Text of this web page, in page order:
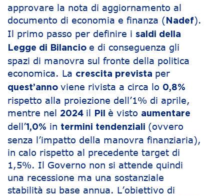
approvare la nota di aggiornamento al
documento di economia e finanza ( Nadef).
Il primo passo per definire i saldi della
Legge di Bilancio e di conseguenza gli
spazi di manovra sul fronte della politica
economica. La crescita prevista per
quest’anno viene rivista a circa lo 0,8%
rispetto alla proiezione dell’1% di aprile,
mentre nel 2024 il Pil è visto aumentare
dell’1,0% in termini tendenziali (ovvero
senza l’impatto della manovra finanziaria),
in calo rispetto al precedente target di
1,5%. Il Governo non si attende quindi
una recessione ma una sostanziale
stabilità su base annua. L’obiettivo di